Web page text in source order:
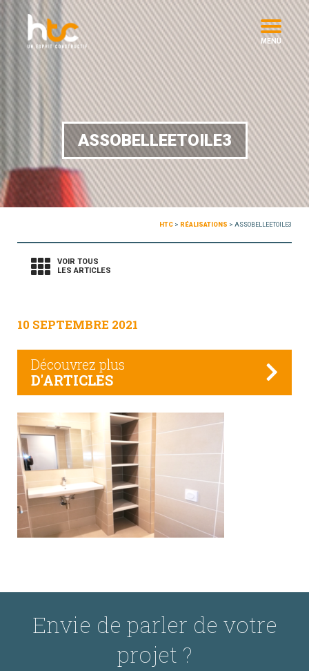
MENU
ASSOBELLEETOILE3
HTC > RÉALISATIONS > ASSOBELLEETOILE3
VOIR TOUS
LES ARTICLES
10 SEPTEMBRE 2021
Découvrez plus
D'ARTICLES
Envie de parler de votre
projet ?